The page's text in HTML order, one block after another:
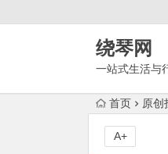
绕琴网
一站式生活与
首页 原创
A+